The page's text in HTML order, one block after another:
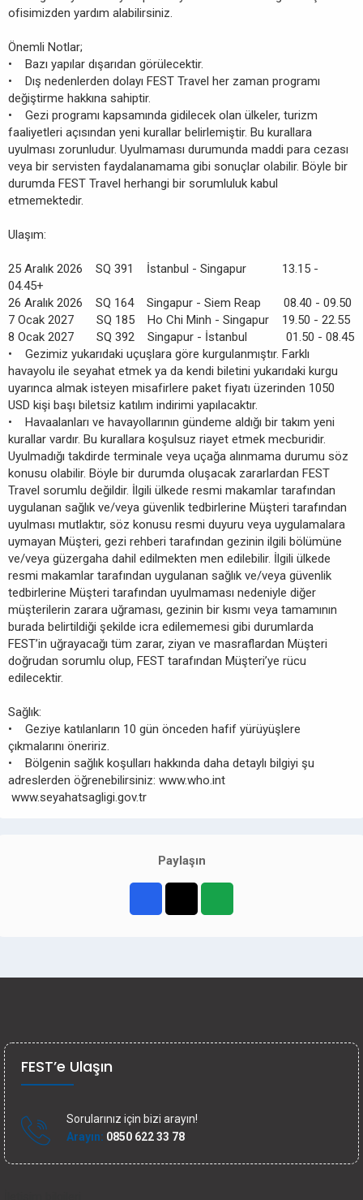
ofisimizden yardım alabilirsiniz.
Önemli Notlar;
• Bazı yapılar dışarıdan görülecektir.
• Dış nedenlerden dolayı FEST Travel her zaman programı
değiştirme hakkına sahiptir.
• Gezi programı kapsamında gidilecek olan ülkeler, turizm
faaliyetleri açısından yeni kurallar belirlemiştir. Bu kurallara
uyulması zorunludur. Uyulmaması durumunda maddi para cezası
veya bir servisten faydalanamama gibi sonuçlar olabilir. Böyle bir
durumda FEST Travel herhangi bir sorumluluk kabul
etmemektedir.
Ulaşım:
25 Aralık 2026 SQ 391 İstanbul - Singapur 13.15 -
04.45+
26 Aralık 2026 SQ 164 Singapur - Siem Reap 08.40 - 09.50
7 Ocak 2027 SQ 185 Ho Chi Minh - Singapur 19.50 - 22.55
8 Ocak 2027 SQ 392 Singapur - İstanbul 01.50 - 08.45
• Gezimiz yukarıdaki uçuşlara göre kurgulanmıştır. Farklı
havayolu ile seyahat etmek ya da kendi biletini yukarıdaki kurgu
uyarınca almak isteyen misafirlere paket fiyatı üzerinden 1050
USD kişi başı biletsiz katılım indirimi yapılacaktır.
• Havaalanları ve havayollarının gündeme aldığı bir takım yeni
kurallar vardır. Bu kurallara koşulsuz riayet etmek mecburidir.
Uyulmadığı takdirde terminale veya uçağa alınmama durumu söz
konusu olabilir. Böyle bir durumda oluşacak zararlardan FEST
Travel sorumlu değildir. İlgili ülkede resmi makamlar tarafından
uygulanan sağlık ve/veya güvenlik tedbirlerine Müşteri tarafından
uyulması mutlaktır, söz konusu resmi duyuru veya uygulamalara
uymayan Müşteri, gezi rehberi tarafından gezinin ilgili bölümüne
ve/veya güzergaha dahil edilmekten men edilebilir. İlgili ülkede
resmi makamlar tarafından uygulanan sağlık ve/veya güvenlik
tedbirlerine Müşteri tarafından uyulmaması nedeniyle diğer
müşterilerin zarara uğraması, gezinin bir kısmı veya tamamının
burada belirtildiği şekilde icra edilememesi gibi durumlarda
FEST’in uğrayacağı tüm zarar, ziyan ve masraflardan Müşteri
doğrudan sorumlu olup, FEST tarafından Müşteri’ye rücu
edilecektir.
Sağlık:
• Geziye katılanların 10 gün önceden hafif yürüyüşlere
çıkmalarını öneririz.
• Bölgenin sağlık koşulları hakkında daha detaylı bilgiyi şu
adreslerden öğrenebilirsiniz: www.who.int
www.seyahatsagligi.gov.tr
Paylaşın
FEST’e Ulaşın
Sorularınız için bizi arayın!
Arayın: 0850 622 33 78